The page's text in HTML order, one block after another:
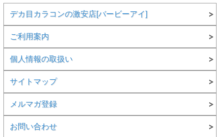
デカ目カラコンの激安店[バービーアイ]
ご利用案内
個人情報の取扱い
サイトマップ
メルマガ登録
お問い合わせ